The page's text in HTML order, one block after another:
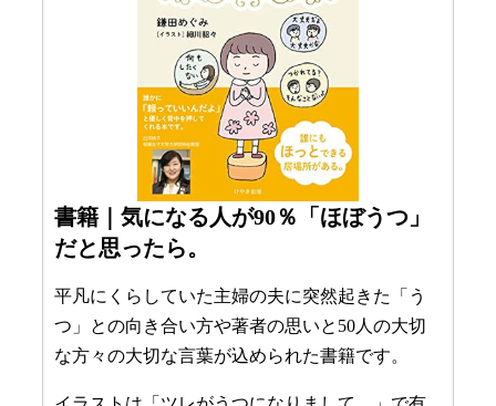
書籍｜気になる人が90％「ほぼうつ」
だと思ったら。
平凡にくらしていた主婦の夫に突然起きた「う
つ」との向き合い方や著者の思いと50人の大切
な方々の大切な言葉が込められた書籍です。